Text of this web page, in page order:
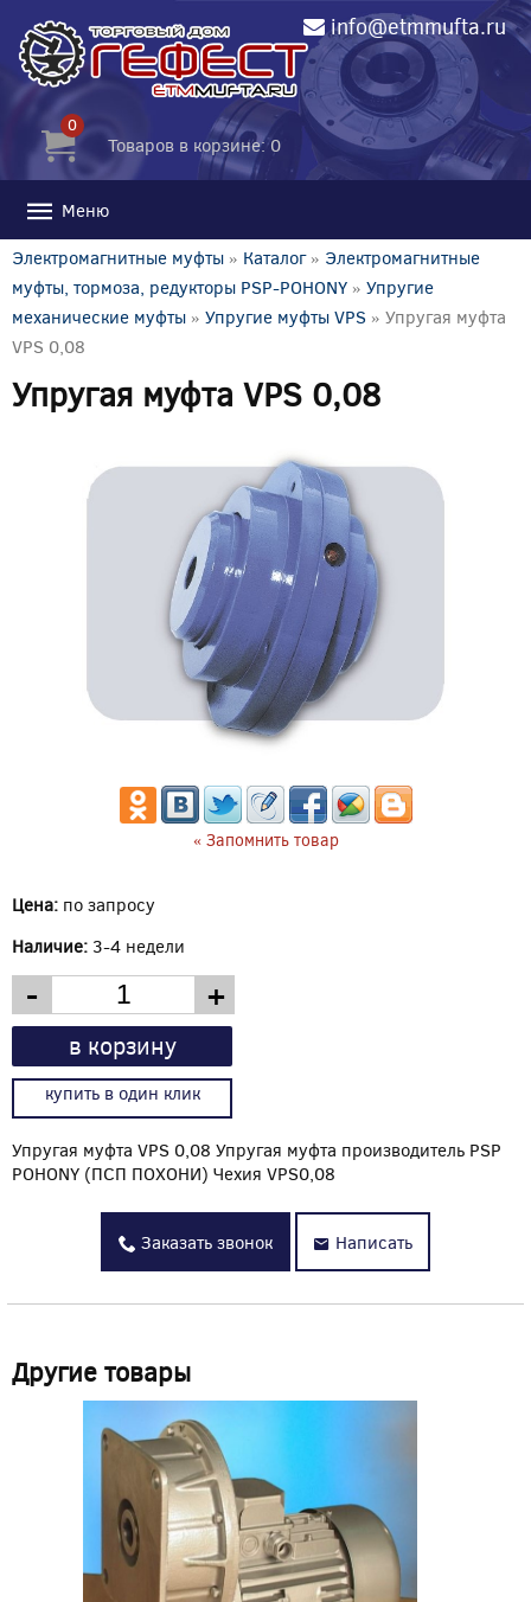
info@etmmufta.ru
0
Товаров в корзине: 0
Меню
Электромагнитные муфты » Каталог» Электромагнитные
муфты, тормоза, редукторы PSP-POHONY » Упругие
механические муфты » Упругие муфты VPS » Упругая муфта
VPS 0,08
Упругая муфта VPS 0,08
« Запомнить товар
Цена: по запросу
Наличие: 3-4 недели
- +
в корзину
купить в один клик
Упругая муфта VPS 0,08 Упругая муфта производитель PSP
POHONY (ПСП ПОХОНИ) Чехия VPS0,08
Заказать звонок Написать
Другие товары